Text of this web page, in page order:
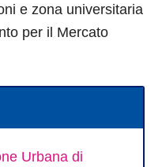
e zona universitaria
per il Mercato
Urbana di